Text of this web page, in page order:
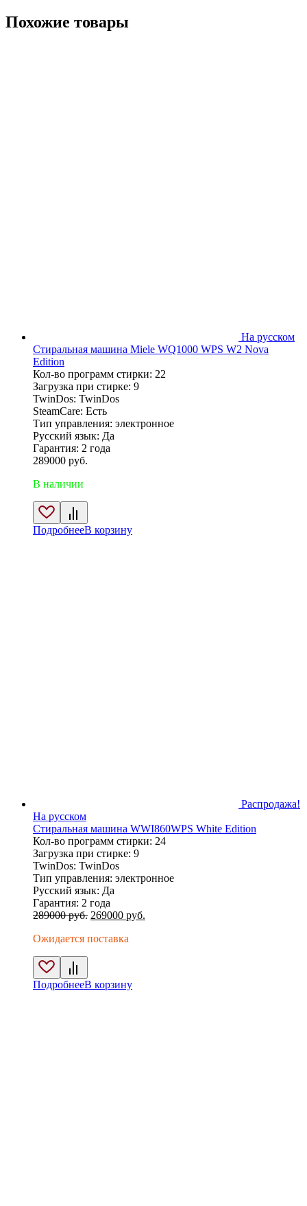
Похожие товары
На русском
Стиральная машина Miele WQ1000 WPS W2 Nova
Edition
Кол-во программ стирки: 22
Загрузка при стирке: 9
TwinDos: TwinDos
SteamCare: Есть
Тип управления: электронное
Русский язык: Да
Гарантия: 2 года
289000 руб.
В наличии
ПодробнееВ корзину
Распродажа!
На русском
Стиральная машина WWI860WPS White Edition
Кол-во программ стирки: 24
Загрузка при стирке: 9
TwinDos: TwinDos
Тип управления: электронное
Русский язык: Да
Гарантия: 2 года
289000руб. Первоначальная
составляла
269000 руб.
Ожидается поставка
ПодробнееВ корзину